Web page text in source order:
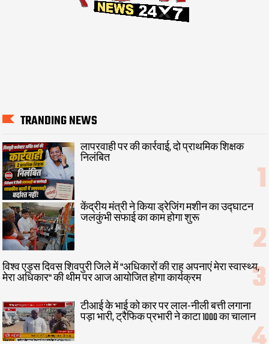
TRANDING NEWS
लापरवाही पर की कार्रवाई, दो प्राथमिक शिक्षक
निलंबित
केंद्रीय मंत्री ने किया ड्रेजिंग मशीन का उद्घाटन
जलकुंभी सफाई का काम होगा शुरू
विश्व एड्स दिवस शिवपुरी जिले में "अधिकारों की राह अपनाएं मेरा स्वास्थ्य,
मेरा अधिकार" की थीम पर आज आयोजित होगा कार्यक्रम
टीआई के भाई को कार पर लाल-नीली बत्ती लगाना
पड़ा भारी, ट्रैफिक प्रभारी ने काटा 1000 का चालान